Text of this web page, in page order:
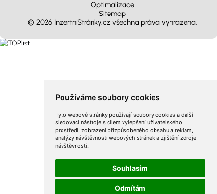
Používáme soubory cookies
Tyto webové stránky používají soubory cookies a další
sledovací nástroje s cílem vylepšení uživatelského
prostředí, zobrazení přizpůsobeného obsahu a reklam,
analýzy návštěvnosti webových stránek a zjištění zdroje
návštěvnosti.
Souhlasím
Odmítám
Optimalizace
Sitemap
© 2026 InzertníStránky.cz všechna práva vyhrazena.